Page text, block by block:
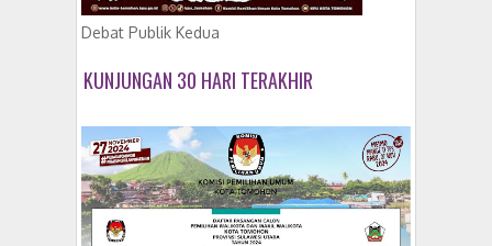
Debat Publik Kedua
KUNJUNGAN 30 HARI TERAKHIR